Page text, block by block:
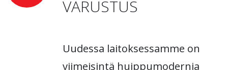
VARUSTUS
Uudessa laitoksessamme on
viimeisintä huippumodernia